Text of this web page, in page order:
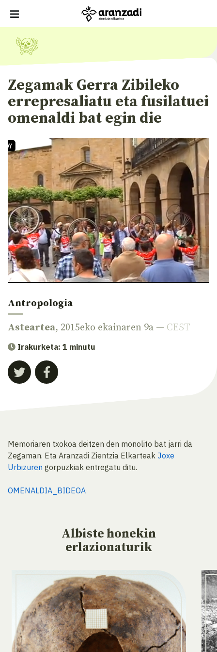
Zegamak Gerra Zibileko
errepresaliatu eta fusilatuei
omenaldi bat egin die
Antropologia
Asteartea, 2015eko ekainaren 9a — CEST
Irakurketa: 1 minutu
Memoriaren txokoa deitzen den monolito bat jarri da
Zegaman. Eta Aranzadi Zientzia Elkarteak Joxe
Urbizuren gorpuzkiak entregatu ditu.
OMENALDIA_BIDEOA
Albiste honekin
erlazionaturik